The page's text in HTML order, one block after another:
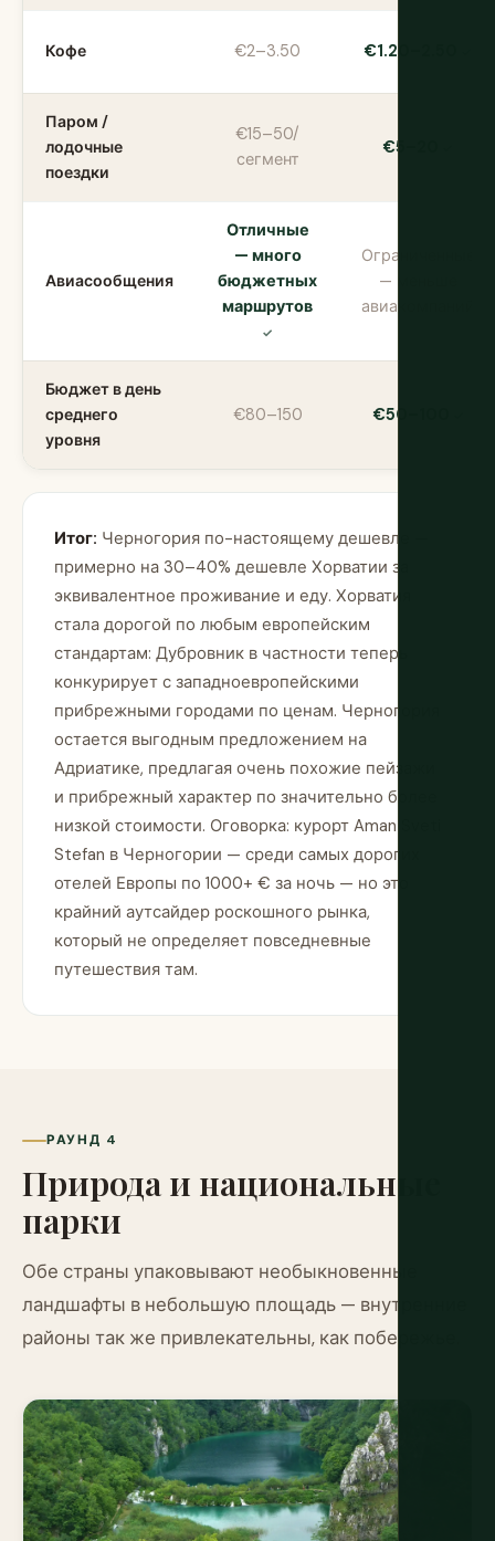
Кофе €2–3.50 €1.20–2.50
Паром /
лодочные
поездки
€15–50/
сегмент
€5–20
Авиасообщения
Отличные
— много
бюджетных
маршрутов
Ограниченные
— меньше
авиакомпаний
Бюджет в день
среднего
уровня
€80–150 €50–100
Итог: Черногория по-настоящему дешевле —
примерно на 30–40% дешевле Хорватии за
эквивалентное проживание и еду. Хорватия
стала дорогой по любым европейским
стандартам: Дубровник в частности теперь
конкурирует с западноевропейскими
прибрежными городами по ценам. Черногория
остается выгодным предложением на
Адриатике, предлагая очень похожие пейзажи
и прибрежный характер по значительно более
низкой стоимости. Оговорка: курорт Aman Sveti
Stefan в Черногории — среди самых дорогих
отелей Европы по 1000+ € за ночь — но это
крайний аутсайдер роскошного рынка,
который не определяет повседневные
путешествия там.
РАУНД 4
Природа и национальные
парки
Обе страны упаковывают необыкновенные
ландшафты в небольшую площадь — внутренние
районы так же привлекательны, как побережье.